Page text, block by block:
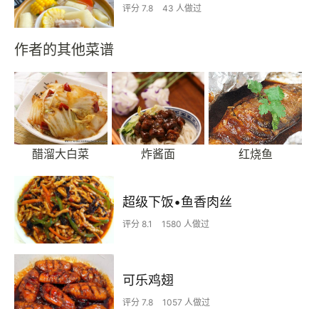
评分 7.8 43 人做过
作者的其他菜谱
醋溜大白菜 炸酱面 红烧鱼
超级下饭•鱼香肉丝
评分 8.1 1580 人做过
可乐鸡翅
评分 7.8 1057 人做过